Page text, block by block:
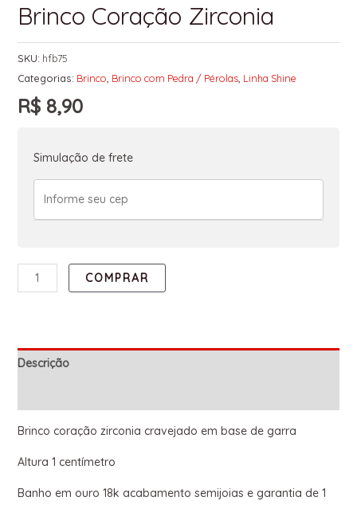
Brinco Coração Zirconia
SKU: hfb75
Categorias: Brinco Brinco com Pedra / Pérolas, Linha Shine
R$8,90
Simulação de frete
COMPRAR
Descrição
Brinco coração zirconia cravejado em base de garra
Altura 1 centímetro
Banho em ouro 18k acabamento semijoias e garantia de 1